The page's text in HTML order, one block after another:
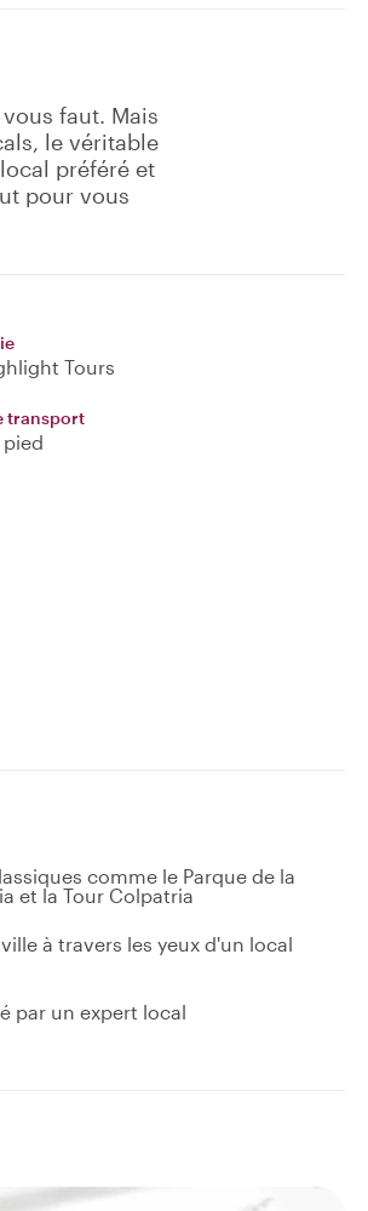
faut. Mais
le véritable
préféré et
pour vous
Tours
transport
pied
comme le Parque de la
et la Tour Colpatria
à travers les yeux d'un local
par un expert local